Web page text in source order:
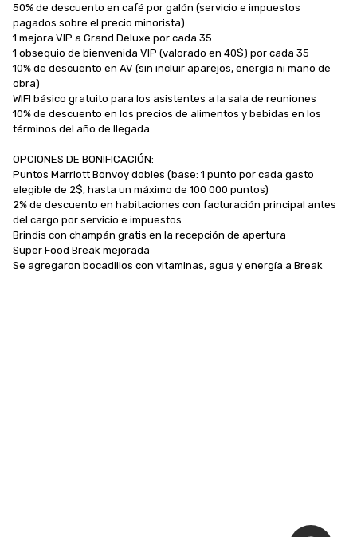
50% de descuento en café por galón (servicio e impuestos
pagados sobre el precio minorista)
1 mejora VIP a Grand Deluxe por cada 35
1 obsequio de bienvenida VIP (valorado en 40$) por cada 35
10% de descuento en AV (sin incluir aparejos, energía ni mano de
obra)
WIFI básico gratuito para los asistentes a la sala de reuniones
10% de descuento en los precios de alimentos y bebidas en los
términos del año de llegada
OPCIONES DE BONIFICACIÓN:
Puntos Marriott Bonvoy dobles (base: 1 punto por cada gasto
elegible de 2$, hasta un máximo de 100 000 puntos)
2% de descuento en habitaciones con facturación principal antes
del cargo por servicio e impuestos
Brindis con champán gratis en la recepción de apertura
Super Food Break mejorada
Se agregaron bocadillos con vitaminas, agua y energía a Break